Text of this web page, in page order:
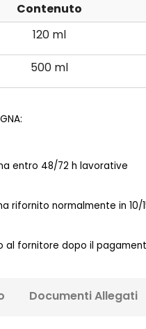
Contenuto
120 ml
500 ml
entro 48/72 h lavorative
rifornito normalmente in
al fornitore dopo il
Documenti Allegati